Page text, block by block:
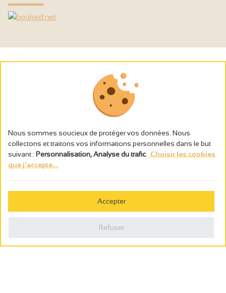
L’abus d’alcool est dangereux pour la santé, à consommer avec
Politique de confidentialité
Nous sommes soucieux de protéger vos données. Nous
collectons et traitons vos informations personnelles dans le but
suivant : Personnalisation, Analyse du trafic Choisir les cookies
que j'accepte...
Accepter
Refuser